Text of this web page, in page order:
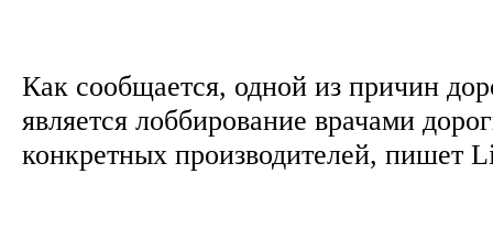
Как сообщается, одной из причин
является лоббирование врачами
конкретных производителей, пишет